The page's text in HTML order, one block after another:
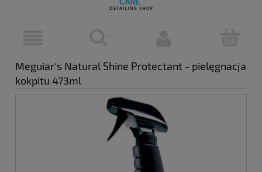
Meguiar's Natural Shine Protectant - pielęgnacja
kokpitu 473ml